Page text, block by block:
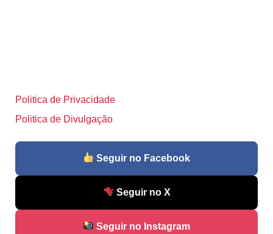
Politica de Privacidade
Politica de Divulgação
Seguir no Facebook
Seguir no X
Seguir no Instagram